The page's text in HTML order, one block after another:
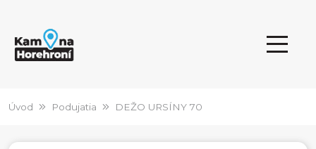
Úvod Podujatia DEŽO URSÍNY 70